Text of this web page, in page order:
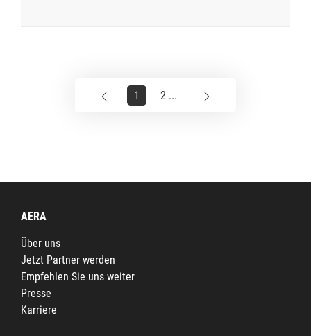
1 2 ...
AERA
Über uns
Jetzt Partner werden
Empfehlen Sie uns weiter
Presse
Karriere